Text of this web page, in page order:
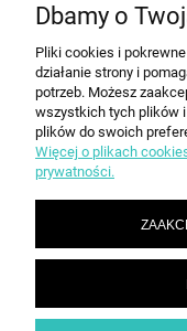
SPEED grupa Sp. z o.o. | ul.
Dbamy o
Pliki cookies i
działanie strony i
potrzeb. Możesz
wszystkich tych plików
plików do swoich
Więcej o plikach
prywatności.